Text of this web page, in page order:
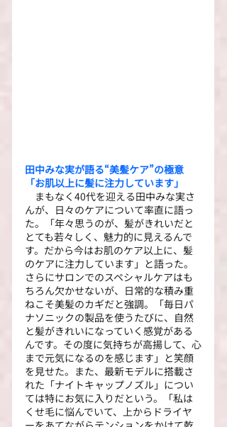
田中みな実が語る“美髪ケア”の極意
「お肌以上に髪に注力しています」
まもなく40代を迎える田中みな実さ
んが、日々のケアについて率直に語っ
た。「年々思うのが、髪がきれいだと
とても若々しく、魅力的に見えるんで
す。だから今はお肌のケア以上に、髪
のケアに注力しています」と語った。
さらにサロンでのスペシャルケアはも
ちろん欠かせないが、日常的な積み重
ねこそ美髪のカギだと強調。「毎日パ
ナソニックの製品を使うたびに、自然
と髪がきれいになっていく感覚がある
んです。その度に気持ちが高揚して、心
まで元気になるのを感じます」と笑顔
を見せた。また、最新モデルに搭載さ
れた「ナイトキャップノズル」につい
ては特にお気に入りだという。「私は
くせ毛に悩んでいて、上からドライヤ